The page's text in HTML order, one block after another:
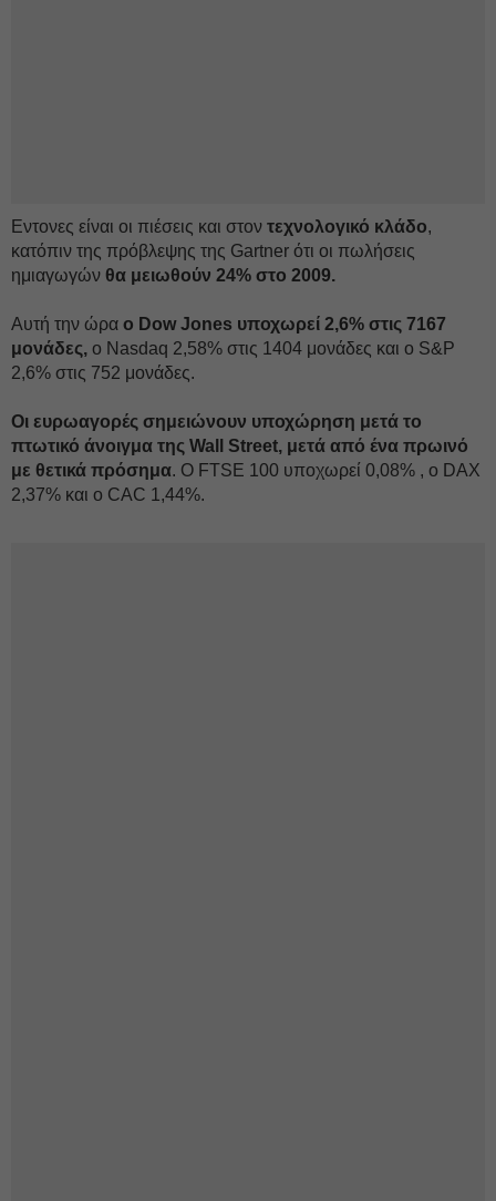
Εντονες είναι οι πιέσεις και στον τεχνολογικό κλάδο,
κατόπιν της πρόβλεψης της Gartner ότι οι πωλήσεις
ημιαγωγών θα μειωθούν 24% στο 2009.
Αυτή την ώρα ο Dow Jones υποχωρεί 2,6% στις 7167
μονάδες, ο Nasdaq 2,58% στις 1404 μονάδες και ο S&P
2,6% στις 752 μονάδες.
Οι ευρωαγορές σημειώνουν υποχώρηση μετά το
πτωτικό άνοιγμα της Wall Street, μετά από ένα πρωινό
με θετικά πρόσημα. Ο FTSE 100 υποχωρεί 0,08% , ο DAX
2,37% και ο CAC 1,44%.